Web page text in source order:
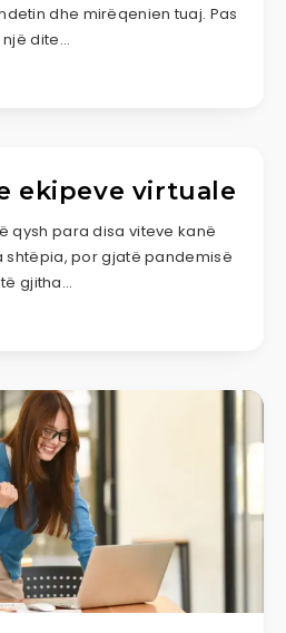
dhe mirëqenien tuaj. Pas
një dite…
ekipeve virtuale
qysh para disa viteve kanë
shtëpia, por gjatë pandemisë
të gjitha…